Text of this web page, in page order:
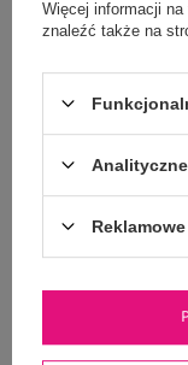
GŁÓWNE PARAMETRY
ZWROTY I REKLAMACJE
Więcej informacji
znaleźć także na